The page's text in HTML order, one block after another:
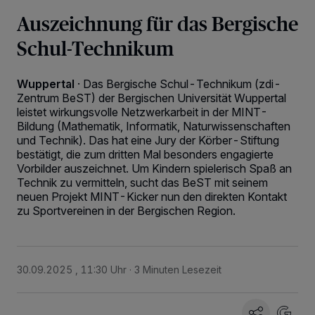
Auszeichnung für das Bergische
Schul-Technikum
Wuppertal · Das Bergische Schul-Technikum (zdi-
Zentrum BeST) der Bergischen Universität Wuppertal
leistet wirkungsvolle Netzwerkarbeit in der MINT-
Bildung (Mathematik, Informatik, Naturwissenschaften
und Technik). Das hat eine Jury der Körber-Stiftung
bestätigt, die zum dritten Mal besonders engagierte
Vorbilder auszeichnet. Um Kindern spielerisch Spaß an
Technik zu vermitteln, sucht das BeST mit seinem
neuen Projekt MINT-Kicker nun den direkten Kontakt
zu Sportvereinen in der Bergischen Region.
30.09.2025 , 11:30 Uhr 3 Minuten Lesezeit